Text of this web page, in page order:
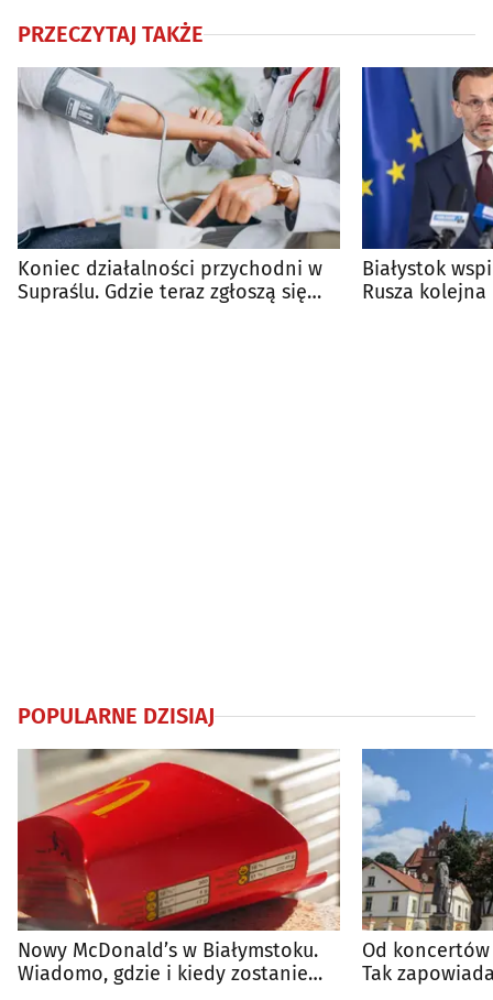
PRZECZYTAJ TAKŻE
Koniec działalności przychodni w
Supraślu. Gdzie teraz zgłoszą się
Białystok
Rusza
POPULARNE DZISIAJ
Nowy McDonald’s w Białymstoku.
Wiadomo, gdzie i kiedy zostanie
Od
Tak